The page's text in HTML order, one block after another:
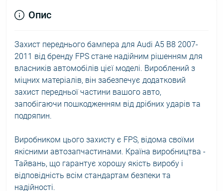
Опис
Захист переднього бампера для Audi A5 B8 2007-
2011 від бренду FPS стане надійним рішенням для
власників автомобілів цієї моделі. Вироблений з
міцних матеріалів, він забезпечує додатковий
захист передньої частини вашого авто,
запобігаючи пошкодженням від дрібних ударів та
подряпин.
Виробником цього захисту є FPS, відома своїми
якісними автозапчастинами. Країна виробництва -
Тайвань, що гарантує хорошу якість виробу і
відповідність всім стандартам безпеки та
надійності.